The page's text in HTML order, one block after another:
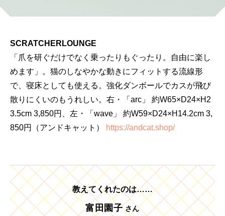
SCRATCHERLOUNGE
「爪を研ぐだけでなく乗ったりもぐったり。自由に楽し
めます」。猫のしなやかな動きにフィットする流線形
で、寝床としても使える。強化ダンボールでカスが飛び
散りにくいのもうれしい。右・「arc」 約W65×D24×H2
3.5cm 3,850円、左・「wave」 約W59×D24×H14.2cm 3,
850円（アンドキャット）
https://andcat.shop/
教えてくれたのは……
富田園子 さん